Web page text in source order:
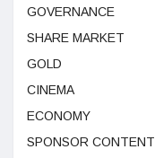
GOVERNANCE
SHARE MARKET
GOLD
CINEMA
ECONOMY
SPONSOR CONTENT